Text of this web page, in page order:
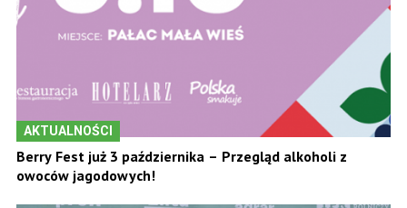
AKTUALNOŚCI
Berry Fest już 3 października – Przegląd alkoholi z
owoców jagodowych!